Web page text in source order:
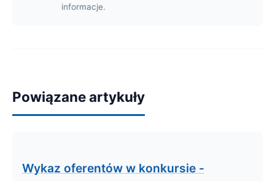
informacje.
Powiązane artykuły
Wykaz oferentów w konkursie -